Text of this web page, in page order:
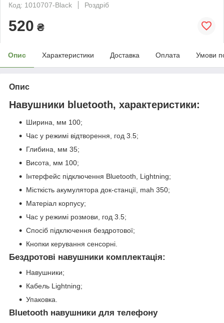
Код: 1010707-Black
Роздріб
520 ₴
Опис Характеристики Доставка Оплата Умови
Опис
Навушники bluetooth, характеристики:
Ширина, мм 100;
Час у режимі відтворення, год 3.5;
Глибина, мм 35;
Висота, мм 100;
Інтерфейс підключення Bluetooth, Lightning;
Місткість акумулятора док-станції, mah 350;
Матеріал корпусу;
Час у режимі розмови, год 3.5;
Спосіб підключення бездротової;
Кнопки керування сенсорні.
Бездротові навушники комплектація:
Навушники;
Кабель Lightning;
Упаковка.
Bluetooth навушники для телефону